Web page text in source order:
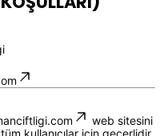
web sitesini
kullanıcılar için geçerlidir.